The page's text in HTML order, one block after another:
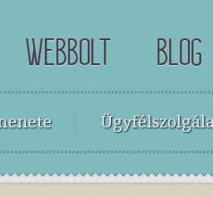
WEBBOLT BLOG